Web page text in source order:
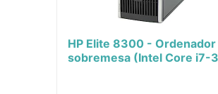
HP Elite 8300 - Ordenador
sobremesa (Intel Core i7-